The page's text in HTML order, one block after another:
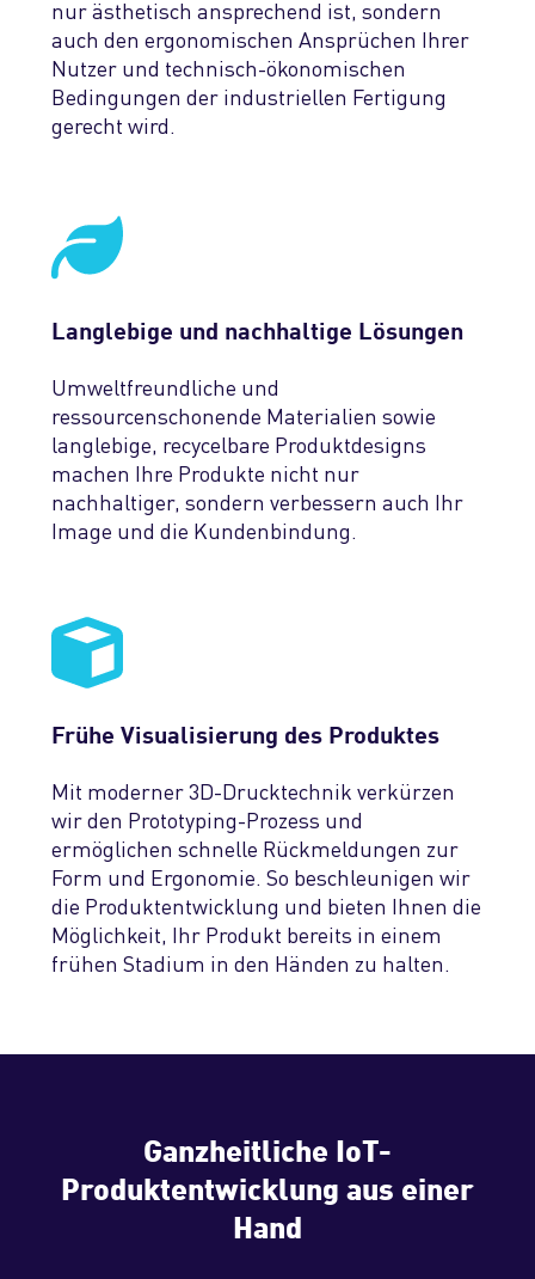
nur ästhetisch ansprechend ist, sondern
auch den ergonomischen Ansprüchen Ihrer
Nutzer und technisch-ökonomischen
Bedingungen der industriellen Fertigung
gerecht wird.
Langlebige und nachhaltige Lösungen
Umweltfreundliche und
ressourcenschonende Materialien sowie
langlebige, recycelbare Produktdesigns
machen Ihre Produkte nicht nur
nachhaltiger, sondern verbessern auch Ihr
Image und die Kundenbindung.
Frühe Visualisierung des Produktes
Mit moderner 3D-Drucktechnik verkürzen
wir den Prototyping-Prozess und
ermöglichen schnelle Rückmeldungen zur
Form und Ergonomie. So beschleunigen wir
die Produktentwicklung und bieten Ihnen die
Möglichkeit, Ihr Produkt bereits in einem
frühen Stadium in den Händen zu halten.
Ganzheitliche IoT-
Produktentwicklung aus einer
Hand